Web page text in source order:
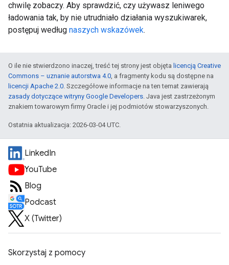
chwilę zobaczy. Aby sprawdzić, czy używasz leniwego
ładowania tak, by nie utrudniało działania wyszukiwarek,
postępuj według naszych wskazówek.
O ile nie stwierdzono inaczej, treść tej strony jest objęta licencją Creative
Commons – uznanie autorstwa 4.0, a fragmenty kodu są dostępne na
licencji Apache 2.0. Szczegółowe informacje na ten temat zawierają
zasady dotyczące witryny Google Developers. Java jest zastrzeżonym
znakiem towarowym firmy Oracle i jej podmiotów stowarzyszonych.
Ostatnia aktualizacja: 2026-03-04 UTC.
LinkedIn
YouTube
Blog
Podcast
X (Twitter)
Skorzystaj z pomocy